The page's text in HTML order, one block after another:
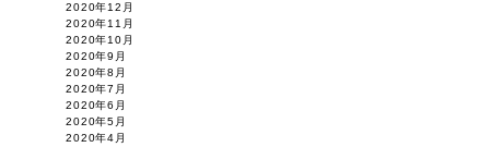
2020年12月
2020年11月
2020年10月
2020年9月
2020年8月
2020年7月
2020年6月
2020年5月
2020年4月